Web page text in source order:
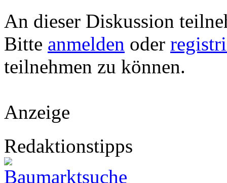
An dieser Diskussion
Bitte anmelden oder
teilnehmen zu können.
Anzeige
Redaktionstipps